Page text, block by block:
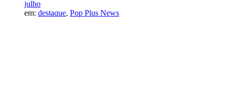
julho
em: destaque, Pop Plus News